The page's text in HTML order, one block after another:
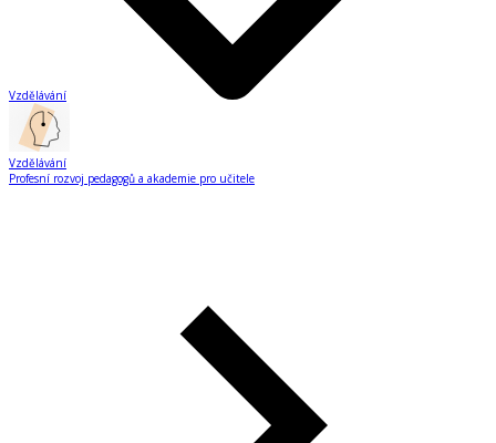
Vzdělávání
Vzdělávání
Profesní rozvoj pedagogů a akademie pro učitele